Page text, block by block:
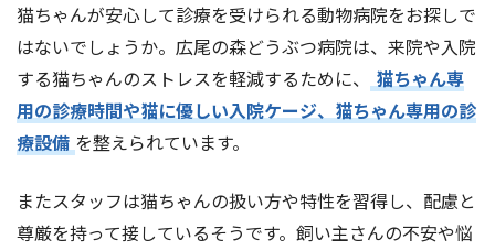
猫ちゃんが安心して診療を受けられる動物病院をお探しで
はないでしょうか。広尾の森どうぶつ病院は、来院や入院
する猫ちゃんのストレスを軽減するために、
猫ちゃん専
用の診療時間や猫に優しい入院ケージ、猫ちゃん専用の診
療設備 を整えられています。
またスタッフは猫ちゃんの扱い方や特性を習得し、配慮と
尊厳を持って接しているそうです。飼い主さんの不安や悩